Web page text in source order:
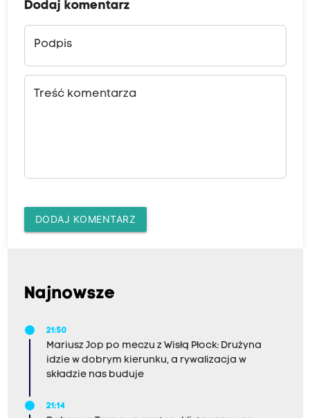
Dodaj komentarz
Podpis
Treść komentarza
DODAJ KOMENTARZ
Najnowsze
21:50
Mariusz Jop po meczu z Wisłą Płock: Drużyna
idzie w dobrym kierunku, a rywalizacja w
składzie nas buduje
21:14